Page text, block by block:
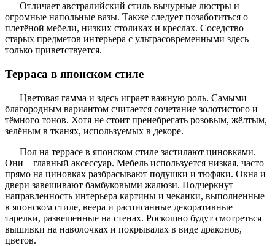
Отличает австралийский стиль вычурные люстры и
огромные напольные вазы. Также следует позаботиться о
плетёной мебели, низких столиках и креслах. Соседство
старых предметов интерьера с ультрасовременными здесь
только приветствуется.
Терраса в японском стиле
Цветовая гамма и здесь играет важную роль. Самыми
благородным вариантом считается сочетание золотистого и
тёмного тонов. Хотя не стоит пренебрегать розовым, жёлтым,
зелёным в тканях, используемых в декоре.
Пол на террасе в японском стиле застилают циновками.
Они – главный аксессуар. Мебель используется низкая, часто
прямо на циновках разбрасывают подушки и тюфяки. Окна и
двери завешивают бамбуковыми жалюзи. Подчеркнут
направленность интерьера картины и чеканки, выполненные
в японском стиле, веера и расписанные декоративные
тарелки, развешенные на стенах. Роскошно будут смотреться
вышивки на наволочках и покрывалах в виде драконов,
цветов.